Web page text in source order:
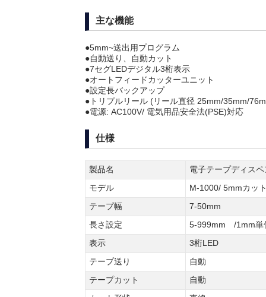
主な機能
●5mm~送出用プログラム
●自動送り、自動カット
●7セグLEDデジタル3桁表示
●オートフィードカッターユニット
●設定長バックアップ
●トリプルリール (リール直径 25mm/35mm/
●電源: AC100V/ 電気用品安全法(PSE)対応
仕様
製品名
電子テープディス
モデル
M-1000/ 5mmカッ
テープ幅
7-50mm
長さ設定
5-999mm /1mm単
表示
3桁LED
テープ送り
自動
テープカット
自動